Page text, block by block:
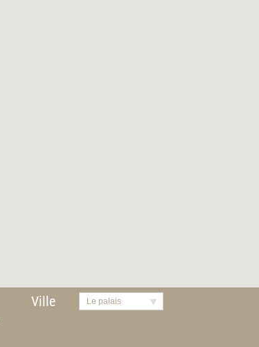
Ville Le palais